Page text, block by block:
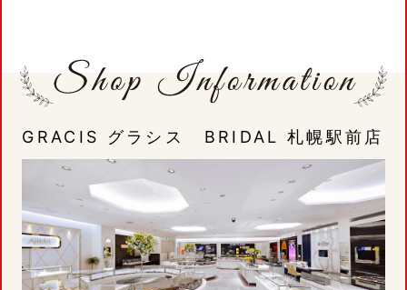
GRACIS グラシス BRIDAL 札幌駅前店